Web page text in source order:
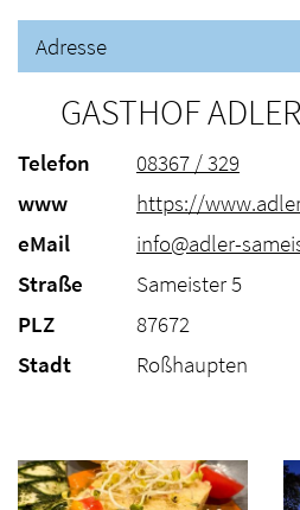
Adresse
GASTHOF
Telefon
08367 / 329
www
https://
eMail
info@adler-
Straße
Sameister 5
PLZ
87672
Stadt
Roßhaupten